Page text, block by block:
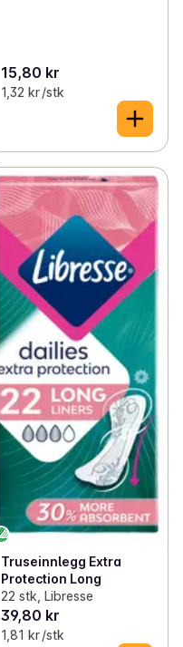
15,80 kr
1,32 kr /stk
Truseinnlegg Extra
Protection Long
22 stk, Libresse
39,80 kr
1,81 kr /stk